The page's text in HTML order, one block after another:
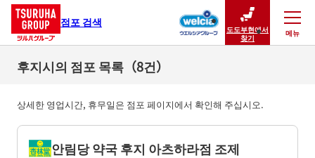
점포 검색
도도부현에서
찾기
메뉴
닫기
후지시의 점포 목록（8건）
상세한 영업시간, 휴무일은 점포 페이지에서 확인해 주십시오.
안림당 약국 후지 아츠하라점 조제